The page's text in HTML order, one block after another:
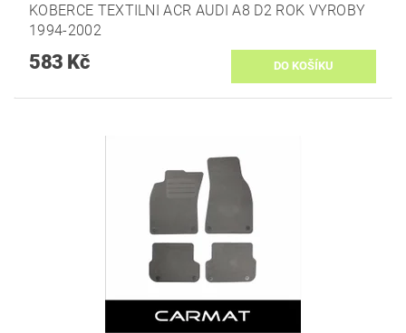
KOBERCE TEXTILNI­ ACR AUDI A8 D2 ROK VYROBY
1994-2002
583 Kč